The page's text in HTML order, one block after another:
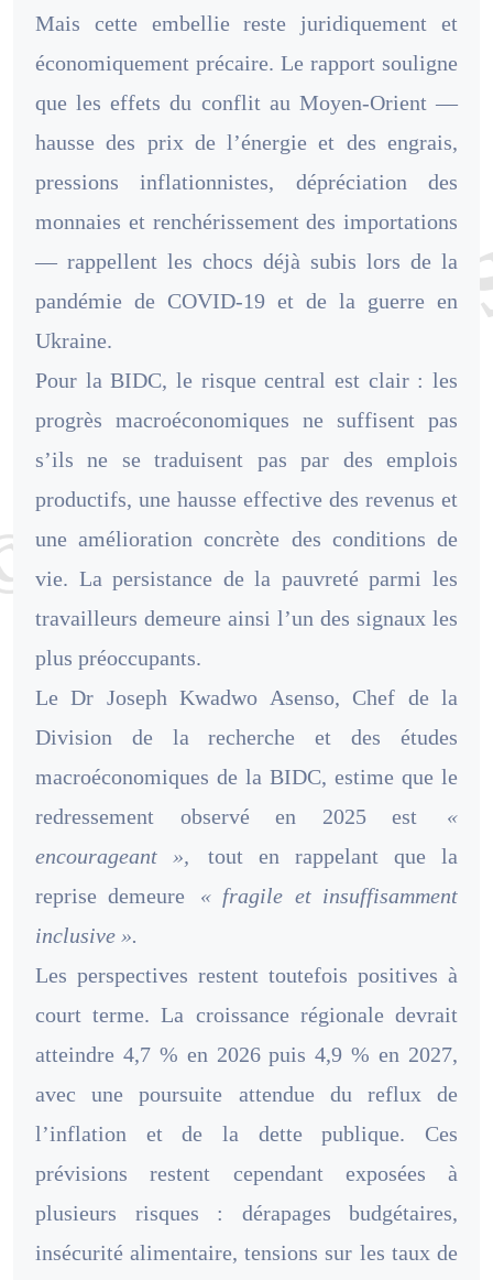
Mais cette embellie reste juridiquement et
économiquement précaire. Le rapport souligne
que les effets du conflit au Moyen-Orient —
hausse des prix de l’énergie et des engrais,
pressions inflationnistes, dépréciation des
monnaies et renchérissement des importations
— rappellent les chocs déjà subis lors de la
pandémie de COVID-19 et de la guerre en
Ukraine.
Pour la BIDC, le risque central est clair : les
progrès macroéconomiques ne suffisent pas
s’ils ne se traduisent pas par des emplois
productifs, une hausse effective des revenus et
une amélioration concrète des conditions de
vie. La persistance de la pauvreté parmi les
travailleurs demeure ainsi l’un des signaux les
plus préoccupants.
Le Dr Joseph Kwadwo Asenso, Chef de la
Division de la recherche et des études
macroéconomiques de la BIDC, estime que le
redressement observé en 2025 est
«
encourageant »,
tout en rappelant que la
reprise demeure
« fragile et insuffisamment
inclusive ».
Les perspectives restent toutefois positives à
court terme. La croissance régionale devrait
atteindre 4,7 % en 2026 puis 4,9 % en 2027,
avec une poursuite attendue du reflux de
l’inflation et de la dette publique. Ces
prévisions restent cependant exposées à
plusieurs risques : dérapages budgétaires,
insécurité alimentaire, tensions sur les taux de